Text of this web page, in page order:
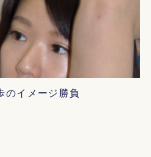
のイメージ勝負